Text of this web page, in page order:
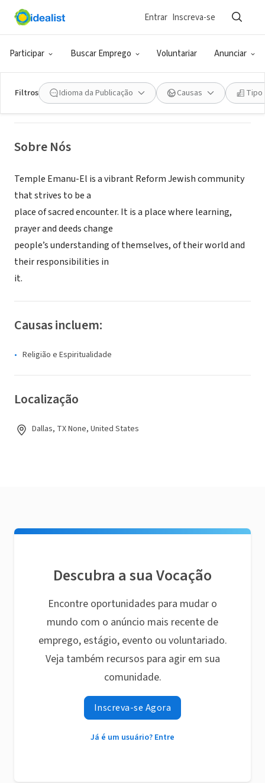
Participar Buscar Emprego Voluntariar Anunciar
Entrar Inscreva-se
Filtros Idioma da Publicação Causas Tipo
ONG (SETOR SOCIAL)
Temple Emanu-El, Dallas
Sobre Nós
Temple Emanu-El is a vibrant Reform Jewish community
that strives to be a
place of sacred encounter. It is a place where learning,
prayer and deeds change
people’s understanding of themselves, of their world and
their responsibilities in
it.
Causas incluem:
Religião e Espiritualidade
Localização
Dallas, TX None, United States
Descubra a sua Vocação
Encontre oportunidades para mudar o
mundo com o anúncio mais recente de
emprego, estágio, evento ou voluntariado.
Veja também recursos para agir em sua
comunidade.
Inscreva-se Agora
Já é um usuário? Entre